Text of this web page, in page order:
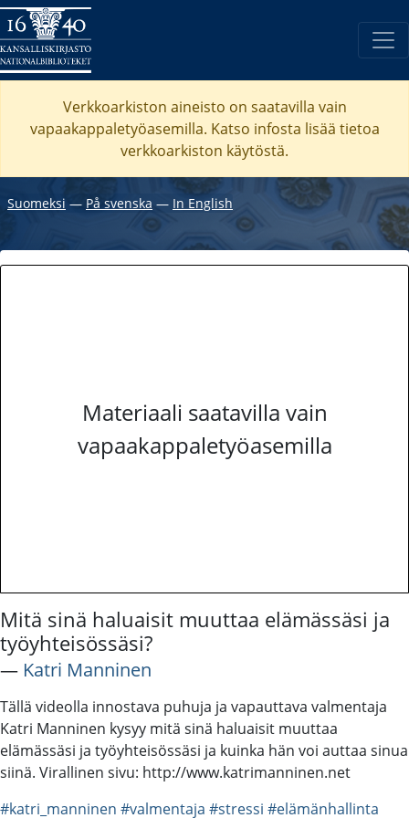
Verkkoarkiston aineisto on saatavilla vain
vapaakappaletyöasemilla. Katso infosta lisää tietoa
verkkoarkiston käytöstä.
Suomeksi ― På svenska ― In English
Materiaali saatavilla vain
vapaakappaletyöasemilla
Mitä sinä haluaisit muuttaa elämässäsi ja
työyhteisössäsi?
― Katri Manninen
Tällä videolla innostava puhuja ja vapauttava valmentaja
Katri Manninen kysyy mitä sinä haluaisit muuttaa
elämässäsi ja työyhteisössäsi ja kuinka hän voi auttaa sinua
siinä. Virallinen sivu: http://www.katrimanninen.net
#katri_manninen #valmentaja #stressi #elämänhallinta